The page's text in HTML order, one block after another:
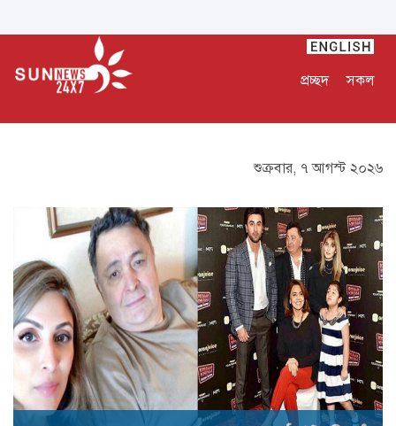
প্রচ্ছদ সকল
শুক্রবার, ৭ আগস্ট ২০২৬